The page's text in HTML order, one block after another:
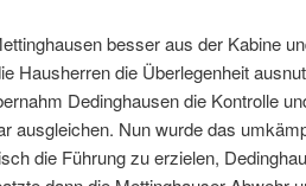
besser aus der Kabine
Hausherren die Überlegenheit
Dedinghausen die Kontrolle
ausgleichen. Nun wurde das
die Führung zu erzielen,